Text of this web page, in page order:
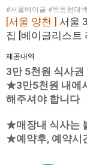
#서울베이글 #목동현대
[서울 양천 ] 서울
집 [베이글리스트
제공내역
3만 5천원 식사
★3만5천원 내에
해주셔야 합니다
★매장내 식사는
★예약후, 예약시